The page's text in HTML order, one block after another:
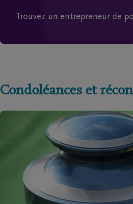
Trouvez un entrepreneur de
Condoléances et